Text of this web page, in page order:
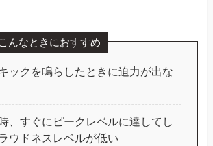
んなときにおすすめ
ックを鳴らしたときに迫力が出な
、すぐにピークレベルに達してし
ウドネスレベルが低い